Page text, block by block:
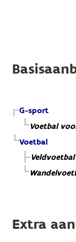
G-sport
Voetbal
Voetbal
Veldvoetbal
Extra